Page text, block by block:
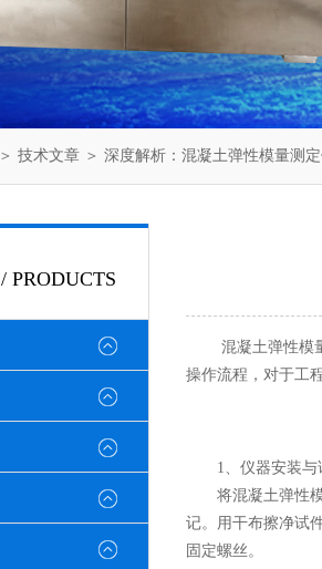
＞ 技术文章 ＞ 深度解析：混凝土弹性模量测
/ PRODUCTS
混凝土弹性模量
操作流程，对于工
1、仪器安装与
将混凝土弹性模
记。用干布擦净试
固定螺丝。